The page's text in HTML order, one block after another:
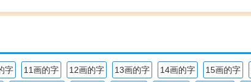
字 11画的字 12画的字 13画的字 14画的字 15画的字